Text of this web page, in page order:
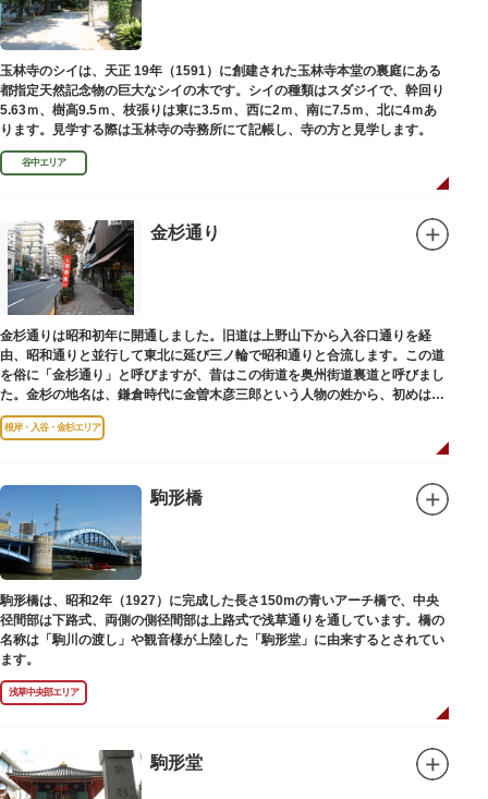
玉林寺のシイは、天正 19年（1591）に創建された玉林寺本堂の裏庭にある
都指定天然記念物の巨大なシイの木です。シイの種類はスダジイで、幹回り
5.63ｍ、樹高9.5ｍ、枝張りは東に3.5ｍ、西に2ｍ、南に7.5ｍ、北に4ｍあ
ります。見学する際は玉林寺の寺務所にて記帳し、寺の方と見学します。
谷中エリア
金杉通り
金杉通りは昭和初年に開通しました。旧道は上野山下から入谷口通りを経
由、昭和通りと並行して東北に延び三ノ輪で昭和通りと合流します。この道
を俗に「金杉通り」と呼びますが、昔はこの街道を奥州街道裏道と呼びまし
た。金杉の地名は、鎌倉時代に金曽木彦三郎という人物の姓から、初めは金
曽木、それが金杉に変わったものとされています。
根岸・入谷・金杉エリア
駒形橋
駒形橋は、昭和2年（1927）に完成した長さ150mの青いアーチ橋で、中央
径間部は下路式、両側の側径間部は上路式で浅草通りを通しています。橋の
名称は「駒川の渡し」や観音様が上陸した「駒形堂」に由来するとされてい
ます。
浅草中央部エリア
駒形堂